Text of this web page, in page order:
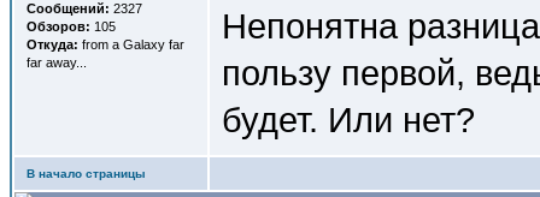
Сообщений: 2327
Обзоров: 105
Откуда: from a Galaxy far
far away...
Непонятна
пользу первой,
будет. Или нет?
В начало страницы